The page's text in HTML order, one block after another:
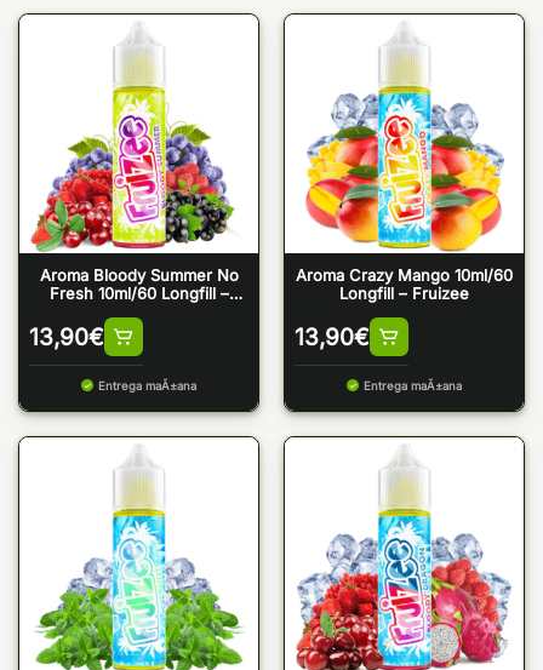
Aroma Bloody Summer No
Fresh 10ml/60 Longfill –
13,90€
Entrega maÃ±ana
Aroma Crazy Mango 10ml/60
Longfill – Fruizee
13,90€
Entrega maÃ±ana